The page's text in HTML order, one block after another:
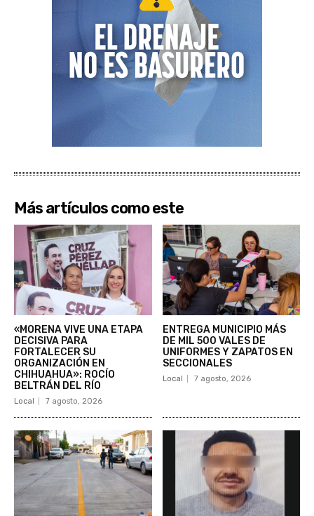
Más artículos como este
«MORENA VIVE UNA ETAPA
DECISIVA PARA
FORTALECER SU
ORGANIZACIÓN EN
CHIHUAHUA»: ROCÍO
BELTRÁN DEL RÍO
Local 7 agosto, 2026
ENTREGA MUNICIPIO MÁS
DE MIL 500 VALES DE
UNIFORMES Y ZAPATOS EN
SECCIONALES
Local 7 agosto, 2026